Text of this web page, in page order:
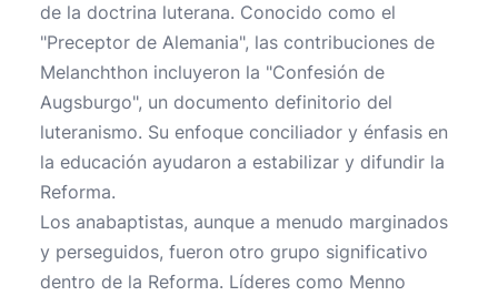
de la doctrina luterana. Conocido como el
"Preceptor de Alemania", las contribuciones de
Melanchthon incluyeron la "Confesión de
Augsburgo", un documento definitorio del
luteranismo. Su enfoque conciliador y énfasis en
la educación ayudaron a estabilizar y difundir la
Reforma.
Los anabaptistas, aunque a menudo marginados
y perseguidos, fueron otro grupo significativo
dentro de la Reforma. Líderes como Menno